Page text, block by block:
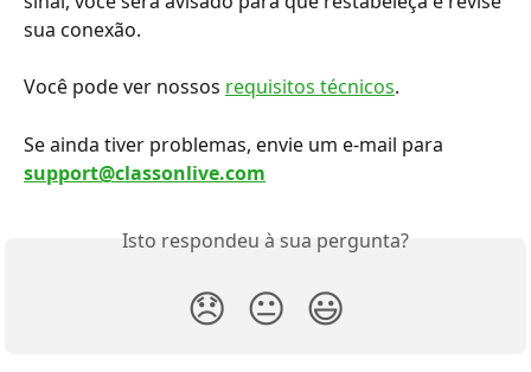
sua conexão.
Você pode ver nossos requisitos técnicos.
Se ainda tiver problemas, envie um e-mail para
support@classonlive.com
Isto respondeu à sua pergunta?
😞 😐 😃